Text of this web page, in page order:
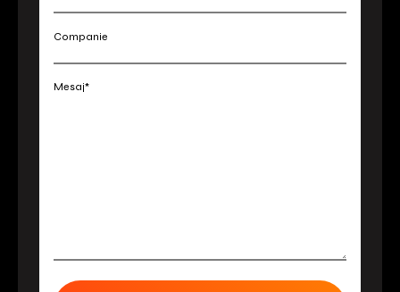
Companie
Mesaj*